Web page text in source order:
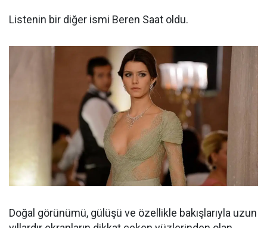
Listenin bir diğer ismi Beren Saat oldu.
Doğal görünümü, gülüşü ve özellikle bakışlarıyla uzun